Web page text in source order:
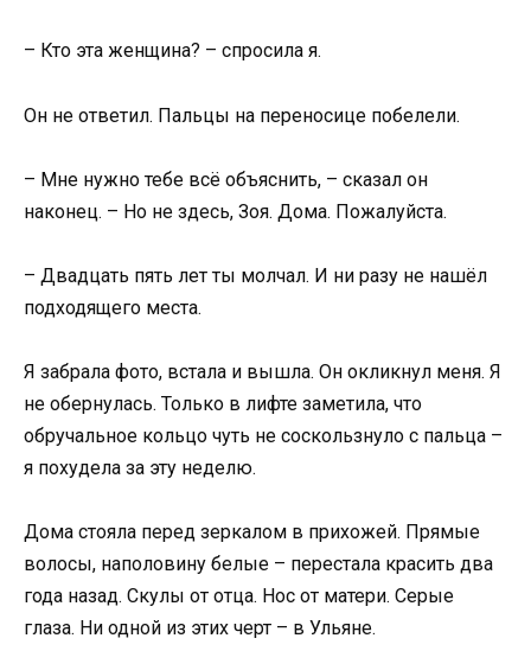
– Кто эта женщина? – спросила я.
Он не ответил. Пальцы на переносице побелели.
– Мне нужно тебе всё объяснить, – сказал он
наконец. – Но не здесь, Зоя. Дома. Пожалуйста.
– Двадцать пять лет ты молчал. И ни разу не нашёл
подходящего места.
Я забрала фото, встала и вышла. Он окликнул меня. Я
не обернулась. Только в лифте заметила, что
обручальное кольцо чуть не соскользнуло с пальца –
я похудела за эту неделю.
Дома стояла перед зеркалом в прихожей. Прямые
волосы, наполовину белые – перестала красить два
года назад. Скулы от отца. Нос от матери. Серые
глаза. Ни одной из этих черт – в Ульяне.